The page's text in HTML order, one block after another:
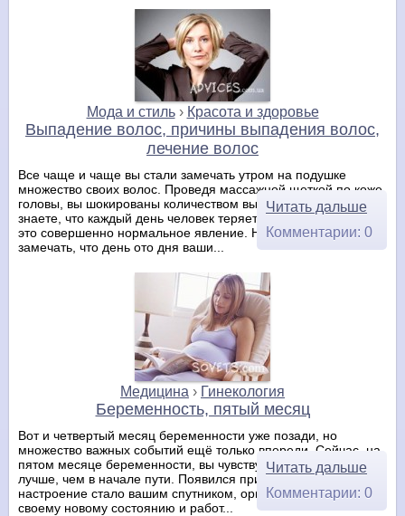
Мода и стиль› Красота и здоровье
Выпадение волос, причины выпадения волос,
лечение волос
Все чаще и чаще вы стали замечать утром на подушке
множество своих волос. Проведя массажной щеткой по коже
головы, вы шокированы количеством выпавших волос. Вы
знаете, что каждый день человек теряет сотни волосинок, и
это совершенно нормальное явление. Но вот стали
замечать, что день ото дня ваши...
Читать дальше
Комментарии: 0
Медицина › Гинекология
Беременность, пятый месяц
Вот и четвертый месяц беременности уже позади, но
множество важных событий ещё только впереди. Сейчас, на
пятом месяце беременности, вы чувствуете себя гораздо
лучше, чем в начале пути. Появился прилив сил, хорошее
настроение стало вашим спутником, организм привык к
своему новому состоянию и работ...
Читать дальше
Комментарии: 0